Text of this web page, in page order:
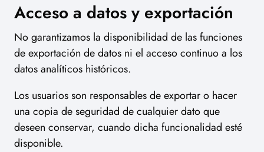
Acceso a datos y exportación
No garantizamos la disponibilidad de las funciones
de exportación de datos ni el acceso continuo a los
datos analíticos históricos.
Los usuarios son responsables de exportar o hacer
una copia de seguridad de cualquier dato que
deseen conservar, cuando dicha funcionalidad esté
disponible.